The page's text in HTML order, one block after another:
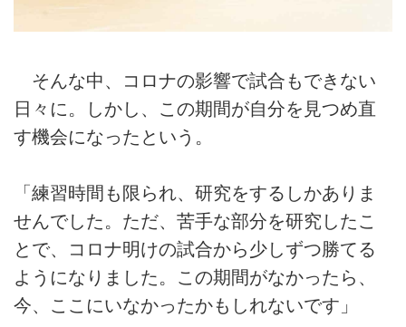
そんな中、コロナの影響で試合もできない
日々に。しかし、この期間が自分を見つめ直
す機会になったという。
「練習時間も限られ、研究をするしかありま
せんでした。ただ、苦手な部分を研究したこ
とで、コロナ明けの試合から少しずつ勝てる
ようになりました。この期間がなかったら、
今、ここにいなかったかもしれないです」